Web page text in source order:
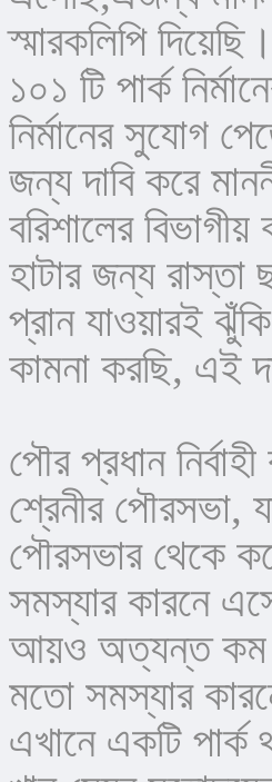
স্মারকলিপি
১০১ টি পার্ক
নির্মানের সুযোগ
জন্য দাবি করে
বরিশালের
হাটার জন্য রাস্তা
প্রান যাওয়ারই
কামনা করছি, এই
পৌর প্রধান
শ্রেনীর পৌরসভা,
পৌরসভার থেকে
সমস্যার কারনে
আয়ও অত্যন্ত
মতো সমস্যার
এখানে একটি